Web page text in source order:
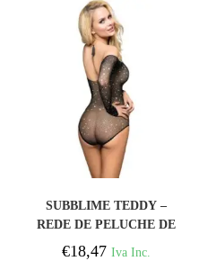
SUBBLIME TEDDY –
REDE DE PELUCHE DE
MANGA COMPRIDA S/M
€18,47 Iva Inc.